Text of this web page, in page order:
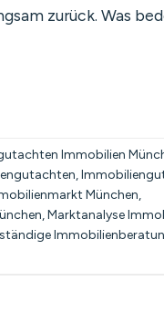
zurück. Was
Immobilien
,
München,
,Marktanalyse